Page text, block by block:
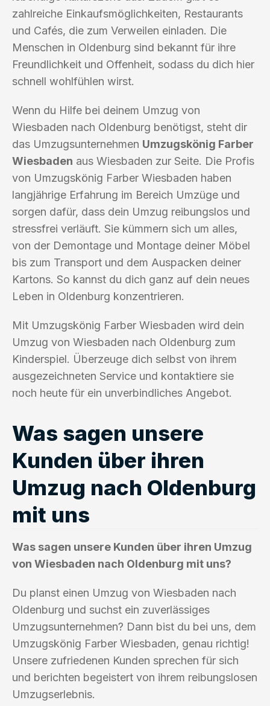
zahlreiche Einkaufsmöglichkeiten, Restaurants
und Cafés, die zum Verweilen einladen. Die
Menschen in Oldenburg sind bekannt für ihre
Freundlichkeit und Offenheit, sodass du dich hier
schnell wohlfühlen wirst.
Wenn du Hilfe bei deinem Umzug von
Wiesbaden nach Oldenburg benötigst, steht dir
das Umzugsunternehmen Umzugskönig Farber
Wiesbaden aus Wiesbaden zur Seite. Die Profis
von Umzugskönig Farber Wiesbaden haben
langjährige Erfahrung im Bereich Umzüge und
sorgen dafür, dass dein Umzug reibungslos und
stressfrei verläuft. Sie kümmern sich um alles,
von der Demontage und Montage deiner Möbel
bis zum Transport und dem Auspacken deiner
Kartons. So kannst du dich ganz auf dein neues
Leben in Oldenburg konzentrieren.
Mit Umzugskönig Farber Wiesbaden wird dein
Umzug von Wiesbaden nach Oldenburg zum
Kinderspiel. Überzeuge dich selbst von ihrem
ausgezeichneten Service und kontaktiere sie
noch heute für ein unverbindliches Angebot.
Was sagen unsere
Kunden über ihren
Umzug nach Oldenburg
mit uns
Was sagen unsere Kunden über ihren Umzug
von Wiesbaden nach Oldenburg mit uns?
Du planst einen Umzug von Wiesbaden nach
Oldenburg und suchst ein zuverlässiges
Umzugsunternehmen? Dann bist du bei uns, dem
Umzugskönig Farber Wiesbaden, genau richtig!
Unsere zufriedenen Kunden sprechen für sich
und berichten begeistert von ihrem reibungslosen
Umzugserlebnis.